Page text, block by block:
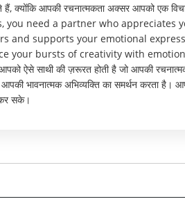
क्योंकि आपकी रचनात्मकता अक्सर आपको एक
you need a partner who appreciates
and supports your emotional
your bursts of creativity with
आपको ऐसे साथी की ज़रूरत होती है जो आपकी
भावनात्मक अभिव्यक्ति का समर्थन करता है।
सके।